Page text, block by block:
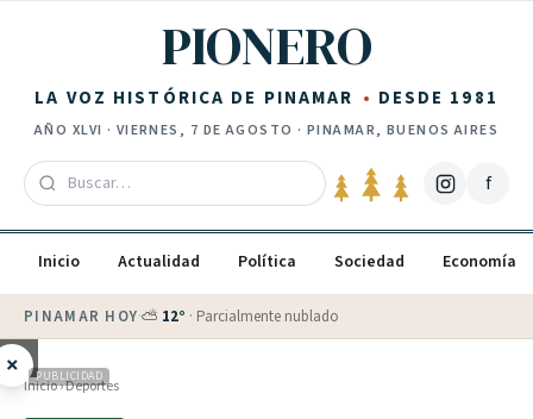
PIONERO
LA VOZ HISTÓRICA DE PINAMAR DESDE 1981
AÑO XLVI · VIERNES, 7 DE AGOSTO · PINAMAR, BUENOS AIRES
f
Inicio Actualidad Política Sociedad Economía
PINAMAR HOY·💵 Dólar blue$1525· oficial $1520
× PUBLICIDAD
Inicio›Deportes